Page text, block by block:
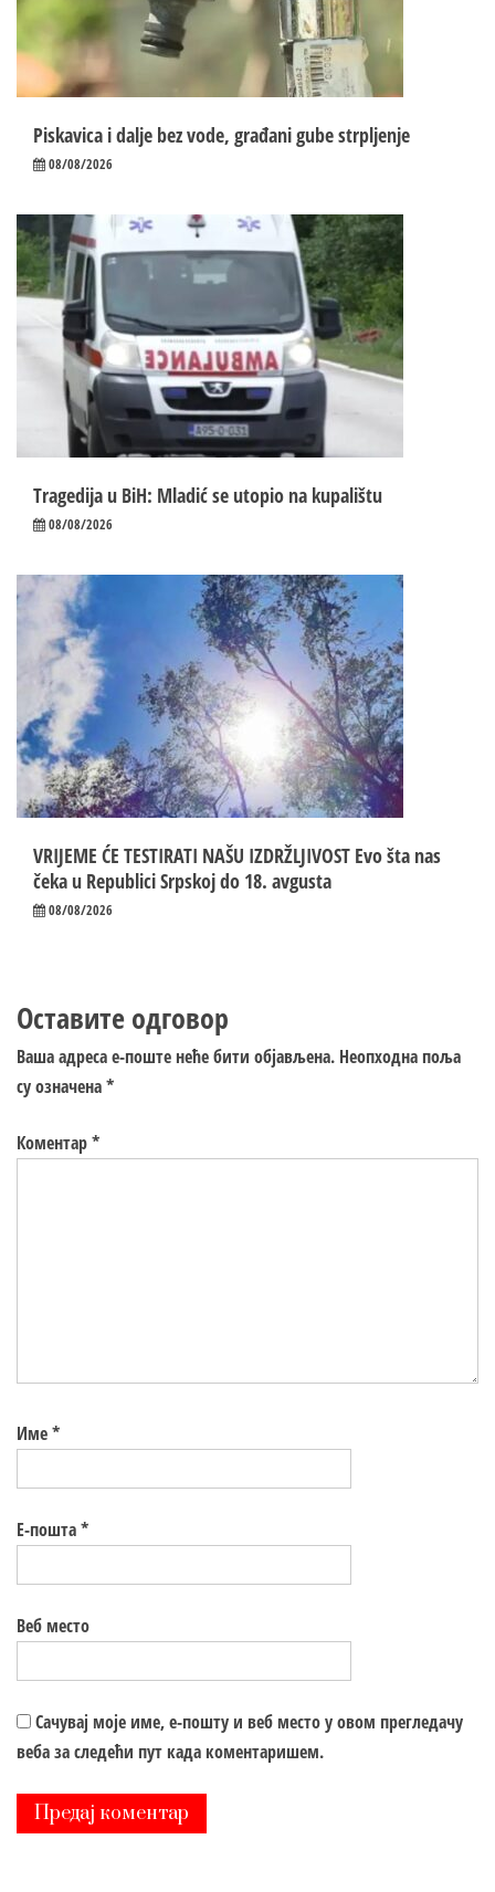
Piskavica i dalje bez vode, građani gube strpljenje
08/08/2026
Tragedija u BiH: Mladić se utopio na kupalištu
08/08/2026
VRIJEME ĆE TESTIRATI NAŠU IZDRŽLJIVOST Evo šta nas
čeka u Republici Srpskoj do 18. avgusta
08/08/2026
Оставите одговор
Ваша адреса е-поште неће бити објављена. Неопходна поља
су означена*
Коментар*
Име*
Е-пошта*
Веб место
Сачувај моје име, е-пошту и веб место у овом прегледачу
веба за следећи пут када коментаришем.